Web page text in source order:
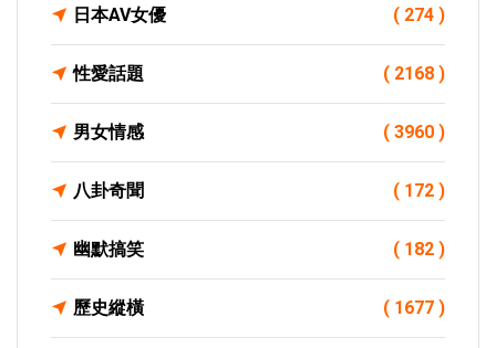
日本AV女優 ( 274 )
性愛話題 ( 2168 )
男女情感 ( 3960 )
八卦奇聞 ( 172 )
幽默搞笑 ( 182 )
歷史縱橫 ( 1677 )